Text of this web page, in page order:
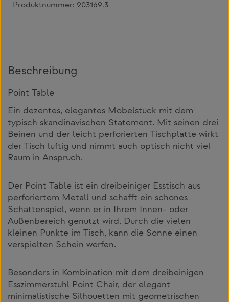
Produktnummer: 203169.3
Beschreibung
Point Table
Ein dezentes, elegantes Möbelstück mit dem
typisch skandinavischen Statement. Mit seinen drei
Beinen und der leicht perforierten Tischplatte wirkt
der Tisch luftig und nimmt auch optisch nicht viel
Raum in Anspruch.
Der Point Table ist ein dreibeiniger Esstisch aus
perforiertem Metall und schafft ein schönes
Schattenspiel, wenn er in Ihrem Innen- oder
Außenbereich genutzt wird. Durch die vielen
kleinen Punkte im Tisch, kann die Sonne einen
verspielten Schein werfen.
Besonders in Kombination mit dem dreibeinigen
Esszimmerstuhl Point Chair, der elegant
minimalistische Silhouetten mit geometrischen